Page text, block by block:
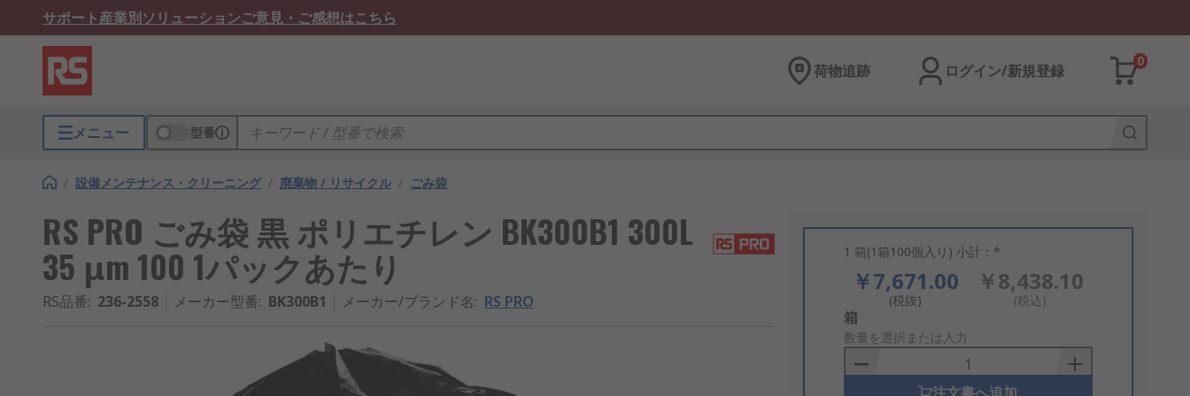
サポート産業別ソリューションご意見・ご感想はこちら
荷物追跡 ログイン/新規登録
0
メニュー 型番
/ 設備メンテナンス・クリーニング / 廃棄物 / リサイクル / ごみ袋
RS PRO ごみ袋 黒 ポリエチレン BK300B1 300L
35 μm 100 1パックあたり
RS品番: 236-2558 メーカー型番: BK300B1 メーカー/ブランド名: RS PRO
1 箱(1箱100個入り) 小計：*
￥7,671.00
(税抜)
￥8,438.10
(税込)
Add
to
Basket
箱
数量を選択または入力